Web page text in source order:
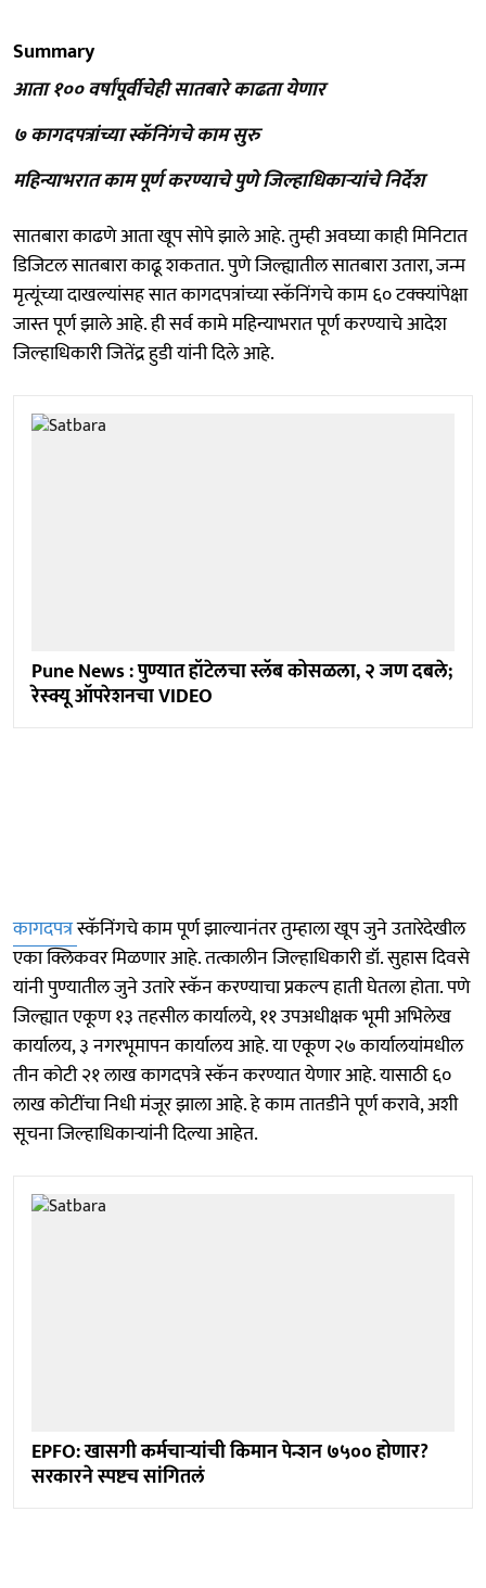
Summary
आता १०० वर्षांपूर्वीचेही सातबारे काढता येणार
७ कागदपत्रांच्या स्कॅनिंगचे काम सुरु
महिन्याभरात काम पूर्ण करण्याचे पुणे जिल्हाधिकाऱ्यांचे निर्देश
सातबारा काढणे आता खूप सोपे झाले आहे. तुम्ही अवघ्या काही मिनिटात
डिजिटल सातबारा काढू शकतात. पुणे जिल्ह्यातील सातबारा उतारा, जन्म
मृत्यूंच्या दाखल्यांसह सात कागदपत्रांच्या स्कॅनिंगचे काम ६० टक्क्यांपेक्षा
जास्त पूर्ण झाले आहे. ही सर्व कामे महिन्याभरात पूर्ण करण्याचे आदेश
जिल्हाधिकारी जितेंद्र हुडी यांनी दिले आहे.
Pune News : पुण्यात हॉटेलचा स्लॅब कोसळला, २ जण दबले;
रेस्क्यू ऑपरेशनचा VIDEO
कागदपत्रस्कॅनिंगचे काम पूर्ण झाल्यानंतर तुम्हाला खूप जुने उतारेदेखील
एका क्लिकवर मिळणार आहे. तत्कालीन जिल्हाधिकारी डॉ. सुहास दिवसे
यांनी पुण्यातील जुने उतारे स्कॅन करण्याचा प्रकल्प हाती घेतला होता. पणे
जिल्ह्यात एकूण १३ तहसील कार्यालये, ११ उपअधीक्षक भूमी अभिलेख
कार्यालय, ३ नगरभूमापन कार्यालय आहे. या एकूण २७ कार्यालयांमधील
तीन कोटी २१ लाख कागदपत्रे स्कॅन करण्यात येणार आहे. यासाठी ६०
लाख कोटींचा निधी मंजूर झाला आहे. हे काम तातडीने पूर्ण करावे, अशी
सूचना जिल्हाधिकाऱ्यांनी दिल्या आहेत.
EPFO: खासगी कर्मचाऱ्यांची किमान पेन्शन ७५०० होणार?
सरकारने स्पष्टच सांगितलं